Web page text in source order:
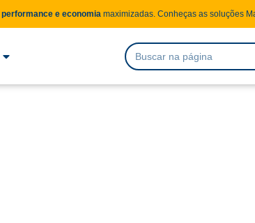
performance e economiamaximizadas. Conheças as soluções